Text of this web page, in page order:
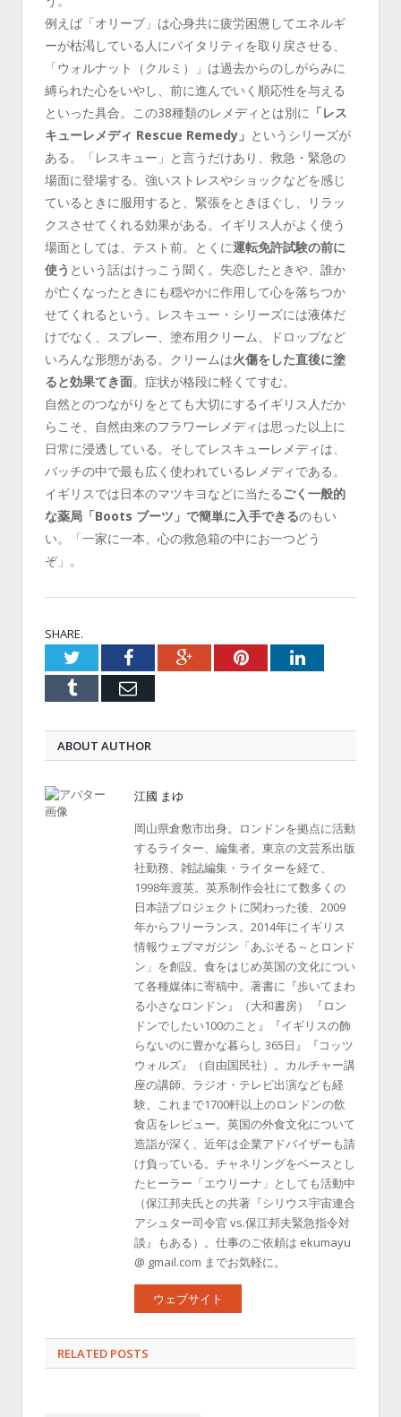
例えば「オリーブ」は心身共に疲労困憊してエネルギ
ーが枯渇している人にバイタリティを取り戻させる、
「ウォルナット（クルミ）」は過去からのしがらみに
縛られた心をいやし、前に進んでいく順応性を与える
といった具合。この38種類のレメディとは別に 「レス
キューレメディ Rescue Remedy」 というシリーズが
ある。「レスキュー」と言うだけあり、救急・緊急の
場面に登場する。強いストレスやショックなどを感じ
ているときに服用すると、緊張をときほぐし、リラッ
クスさせてくれる効果がある。イギリス人がよく使う
場面としては、テスト前。とくに運転免許試験の前に
使う という話はけっこう聞く。失恋したときや、誰か
が亡くなったときにも穏やかに作用して心を落ちつか
せてくれるという。レスキュー・シリーズには液体だ
けでなく、スプレー、塗布用クリーム、ドロップなど
いろんな形態がある。クリームは火傷をした直後に塗
ると効果てき面。症状が格段に軽くてすむ。
自然とのつながりをとても大切にするイギリス人だか
らこそ、自然由来のフラワーレメディは思った以上に
日常に浸透している。そしてレスキューレメディは、
バッチの中で最も広く使われているレメディである。
イギリスでは日本のマツキヨなどに当たるごく一般的
な薬局「Boots ブーツ」で簡単に入手できるのもい
い。「一家に一本、心の救急箱の中にお一つどう
ぞ」。
SHARE.
TwitterFacebookGoogle+PinterestLinkedIn
Tumblr Email
ABOUT AUTHOR
江國 まゆ
岡山県倉敷市出身。ロンドンを拠点に活動
するライター、編集者。東京の文芸系出版
社勤務、雑誌編集・ライターを経て、
1998年渡英。英系制作会社にて数多くの
日本語プロジェクトに関わった後、2009
年からフリーランス。2014年にイギリス
情報ウェブマガジン「あぶそる～とロンド
ン」を創設。食をはじめ英国の文化につい
て各種媒体に寄稿中。著書に『歩いてまわ
る小さなロンドン』（大和書房） 『ロン
ドンでしたい100のこと』『イギリスの飾
らないのに豊かな暮らし 365日』『コッツ
ウォルズ』（自由国民社）。カルチャー講
座の講師、ラジオ・テレビ出演なども経
験。これまで1700軒以上のロンドンの飲
食店をレビュー。英国の外食文化について
造詣が深く、近年は企業アドバイザーも請
け負っている。チャネリングをベースとし
たヒーラー「エウリーナ」としても活動中
（保江邦夫氏との共著『シリウス宇宙連合
アシュター司令官 vs.保江邦夫緊急指令対
談』もある）。仕事のご依頼は ekumayu
@ gmail.com までお気軽に。
ウェブサイト
RELATED POSTS